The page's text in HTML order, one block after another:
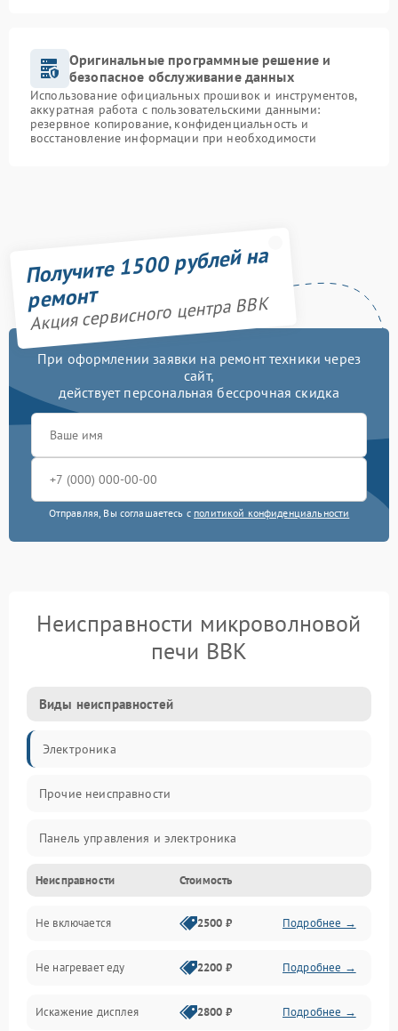
Оригинальные программные решение и
безопасное обслуживание данных
Использование официальных прошивок и инструментов,
аккуратная работа с пользовательскими данными:
резервное копирование, конфиденциальность и
восстановление информации при необходимости
Получите 1500 рублей на
ремонт
Акция сервисного центра BBK
При оформлении заявки на ремонт техники через
сайт,
действует персональная бессрочная скидка
Отправляя, Вы соглашаетесь с политикой конфиденциальности
Неисправности микроволновой
печи BBK
Виды неисправностей
Электроника
Прочие неисправности
Панель управления и электроника
Дверца и корпус
Механика и внутренние элементы
Механические повреждения
Питание и запуск
Неисправности Стоимость
Не включается 2500 ₽ Подробнее →
Не нагревает еду 2200 ₽ Подробнее →
Искажение дисплея 2800 ₽ Подробнее →